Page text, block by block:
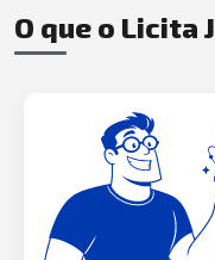
O que o Licita